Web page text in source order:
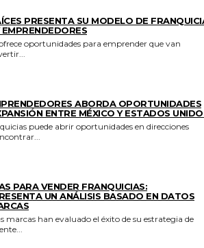
PRESENTA SU MODELO DE
oportunidades para emprender que van
ABORDA OPORTUNIDADES
ENTRE MÉXICO Y ESTADOS
puede abrir oportunidades en direcciones
PARA VENDER FRANQUICIAS:
UN ANÁLISIS BASADO EN DATOS
marcas han evaluado el éxito de su estrategia de